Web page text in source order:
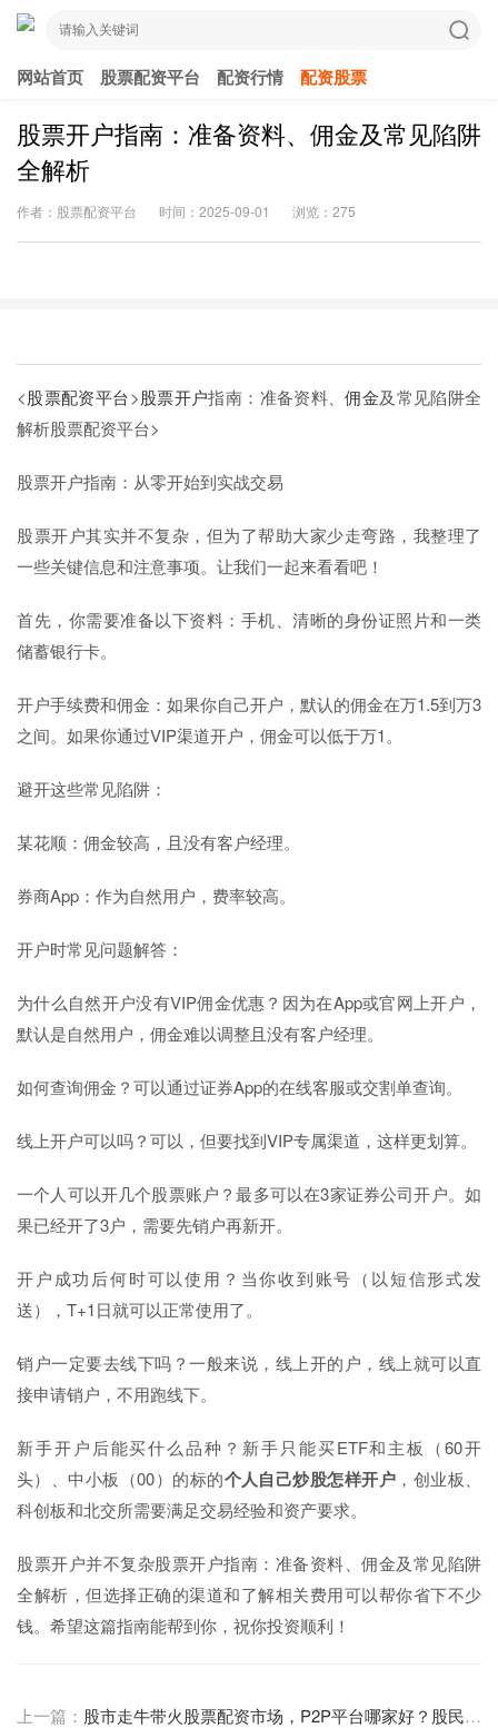
网站首页 股票配资平台 配资行情 配资股票
股票开户指南：准备资料、佣金及常见陷阱
全解析
作者：股票配资平台 时间：2025-09-01 浏览：275
<股票配资平台>股票开户指南：准备资料、佣金及常见陷阱全
解析股票配资平台>
股票开户指南：从零开始到实战交易
股票开户其实并不复杂，但为了帮助大家少走弯路，我整理了
一些关键信息和注意事项。让我们一起来看看吧！
首先，你需要准备以下资料：手机、清晰的身份证照片和一类
储蓄银行卡。
开户手续费和佣金：如果你自己开户，默认的佣金在万1.5到万3
之间。如果你通过VIP渠道开户，佣金可以低于万1。
避开这些常见陷阱：
某花顺：佣金较高，且没有客户经理。
券商App：作为自然用户，费率较高。
开户时常见问题解答：
为什么自然开户没有VIP佣金优惠？因为在App或官网上开户，
默认是自然用户，佣金难以调整且没有客户经理。
如何查询佣金？可以通过证券App的在线客服或交割单查询。
线上开户可以吗？可以，但要找到VIP专属渠道，这样更划算。
一个人可以开几个股票账户？最多可以在3家证券公司开户。如
果已经开了3户，需要先销户再新开。
开户成功后何时可以使用？当你收到账号（以短信形式发
送），T+1日就可以正常使用了。
销户一定要去线下吗？一般来说，线上开的户，线上就可以直
接申请销户，不用跑线下。
新手开户后能买什么品种？新手只能买ETF和主板（60开
头）、中小板（00）的标的个人自己炒股怎样开户 ，创业板、
科创板和北交所需要满足交易经验和资产要求。
股票开户并不复杂股票开户指南：准备资料、佣金及常见陷阱
全解析，但选择正确的渠道和了解相关费用可以帮你省下不少
钱。希望这篇指南能帮到你，祝你投资顺利！
上一篇： 股市走牛带火股票配资市场，P2P平台哪家好？股民需擦亮眼睛